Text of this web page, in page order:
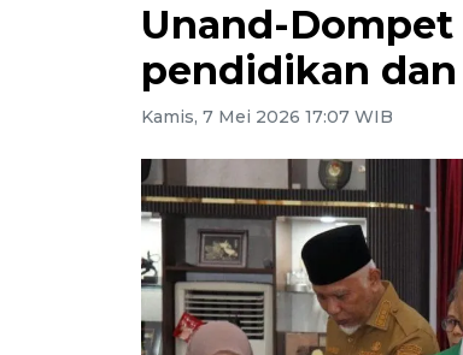
Unand-
pendidikan
Kamis, 7 Mei 2026 17:07 WIB